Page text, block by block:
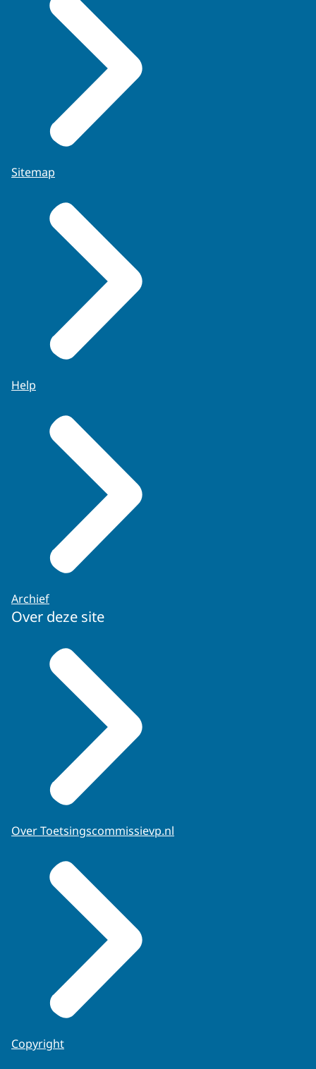
Sitemap
Help
Archief
Over deze site
Over Toetsingscommissievp.nl
Copyright